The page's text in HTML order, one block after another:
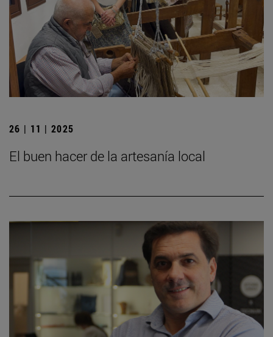
26 | 11 | 2025
El buen hacer de la artesanía local